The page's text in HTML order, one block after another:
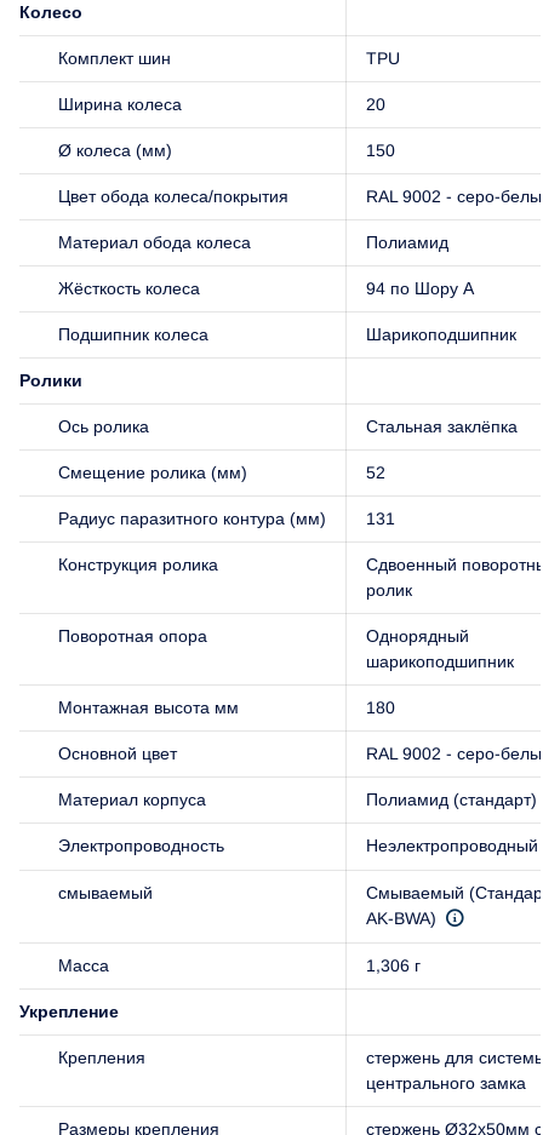
Колесо
Комплект шин TPU
Ширина колеса 20
Ø колеса (мм) 150
Цвет обода колеса/покрытия RAL 9002 - серо-
Материал обода колеса Полиамид
Жёсткость колеса 94 по Шору А
Подшипник колеса Шарикоподшипник
Ролики
Ось ролика Стальная заклёпка
Смещение ролика (мм) 52
Радиус паразитного контура (мм) 131
Конструкция ролика
Сдвоенный
ролик
Поворотная опора
Однорядный
шарикоподшипник
Монтажная высота мм 180
Основной цвет RAL 9002 - серо-
Материал корпуса Полиамид (стандарт)
Электропроводность Неэлектропроводный
смываемый
Смываемый
AK-BWA)
Масса 1,306 г
Укрепление
Крепления
стержень для
центрального замка
Размеры крепления стержень Ø32x50мм с